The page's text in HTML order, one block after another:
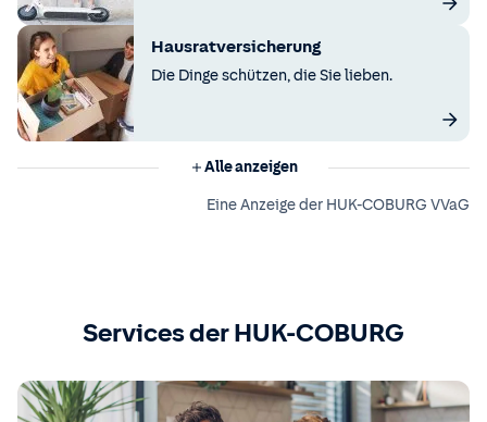
Hausratversicherung
Die Dinge schützen, die Sie lieben.
Alle anzeigen
Eine Anzeige der HUK-COBURG VVaG
Services der HUK-COBURG